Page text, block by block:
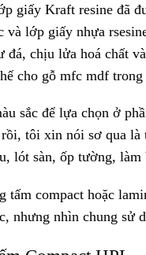
giấy Kraft resine đã
và lớp giấy nhựa
đá, chịu lửa hoá chất
cho gỗ mfc mdf
sắc để lựa chọn ở
tôi xin nói sơ qua là
lót sàn, ốp tường,
tấm compact hoặc
nhưng nhìn chung sử